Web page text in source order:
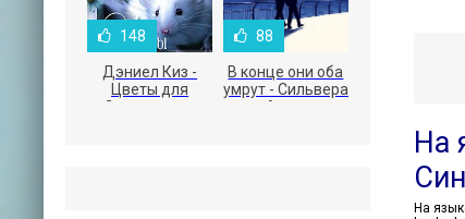
На
148
Дэниел Киз -
Цветы для
Элджернона
88
В конце они оба
умрут - Сильвера
Адам